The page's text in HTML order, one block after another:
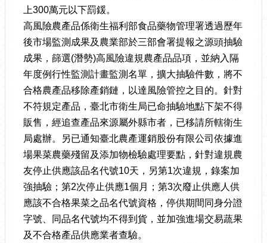
上300萬元以下罰鍰。
高風險農產品係衛生福利部食品藥物管理署透過歷年
後市場監測成果及農業部於三部會署提報之源頭抽驗
成果，篩選(潛勢)高風險違規農產品品項，並納入隔
年度例行性監測計畫監測名單，擴大抽驗件數，將不
合格農產品移除產銷鏈，以達風險管控之目的。針對
不符規定產品，臺北市衛生局已命抽驗地點下架不得
販售，經追查產品來源屬外縣市者，已移請所轄衛生
局處辦。另已通知臺北農產運銷股份有限公司依據進
場果菜農藥殘留及添加物檢驗處理要點，針對違規農
友停止供應該品名代號10天，另第1次違規，錄案加
強抽驗；第2次停止供應1個月；第3次廢止供應人供
應該不合格果菜之品名代號資格，停供期間同身分證
字號、同品名代號均不得到貨，並加強進場交易蔬果
及不合格產品供應業者查驗。